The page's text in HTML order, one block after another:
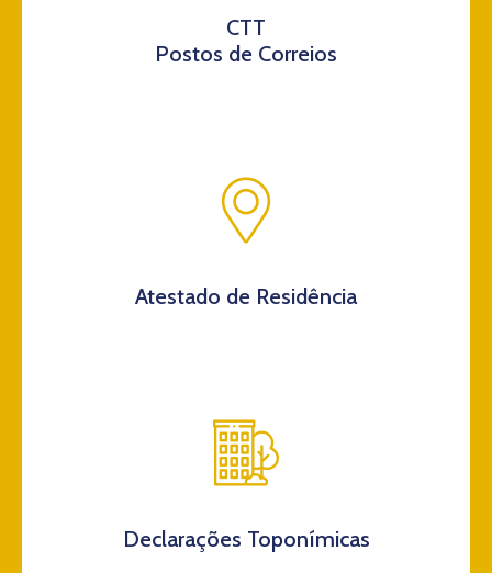
CTT
Postos de Correios
Atestado de Residência
Declarações Toponímicas